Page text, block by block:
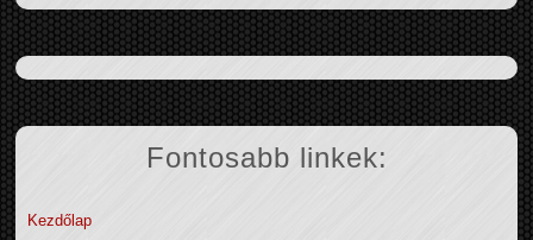
Fontosabb linkek:
Kezdőlap